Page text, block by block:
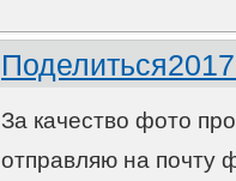
Поделиться
За качество фото
отправляю на почту